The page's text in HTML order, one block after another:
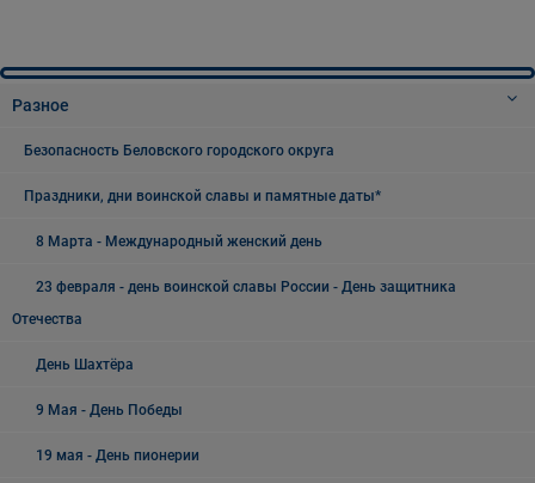
Разное
Безопасность Беловского городского округа
Праздники, дни воинской славы и памятные даты*
8 Марта - Международный женский день
23 февраля - день воинской славы России - День защитника
Отечества
День Шахтёра
9 Мая - День Победы
19 мая - День пионерии